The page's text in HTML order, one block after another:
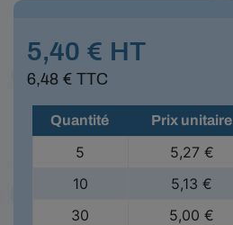
5,40 € HT
6,48 € TTC
Quantité Prix unitaire
5 5,27 €
10
5,13 €
30
5,00 €